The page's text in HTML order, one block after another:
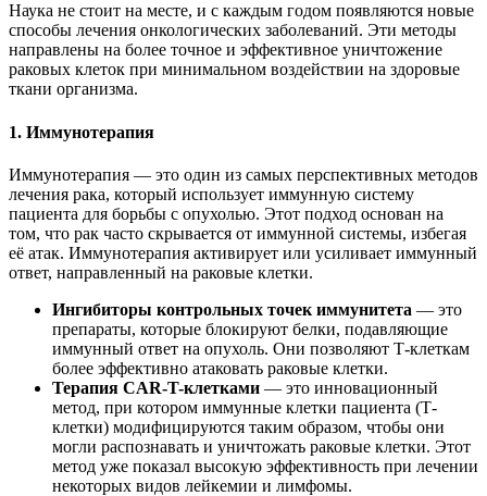
Наука не стоит на месте, и с каждым годом появляются новые
способы лечения онкологических заболеваний. Эти методы
направлены на более точное и эффективное уничтожение
раковых клеток при минимальном воздействии на здоровые
ткани организма.
1. Иммунотерапия
Иммунотерапия — это один из самых перспективных методов
лечения рака, который использует иммунную систему
пациента для борьбы с опухолью. Этот подход основан на
том, что рак часто скрывается от иммунной системы, избегая
её атак. Иммунотерапия активирует или усиливает иммунный
ответ, направленный на раковые клетки.
Ингибиторы контрольных точек иммунитета — это
препараты, которые блокируют белки, подавляющие
иммунный ответ на опухоль. Они позволяют Т-клеткам
более эффективно атаковать раковые клетки.
Терапия CAR-T-клетками — это инновационный
метод, при котором иммунные клетки пациента (Т-
клетки) модифицируются таким образом, чтобы они
могли распознавать и уничтожать раковые клетки. Этот
метод уже показал высокую эффективность при лечении
некоторых видов лейкемии и лимфомы.